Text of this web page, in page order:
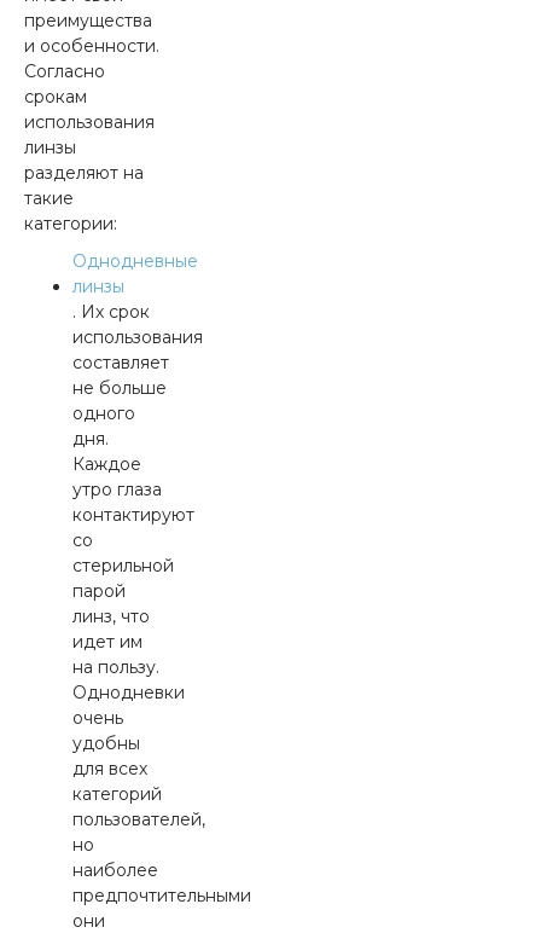
преимущества
и особенности.
Согласно
срокам
использования
линзы
разделяют на
такие
категории:
Однодневные
линзы
. Их срок
использования
составляет
не больше
одного
дня.
Каждое
утро глаза
контактируют
со
стерильной
парой
линз, что
идет им
на пользу.
Однодневки
очень
удобны
для всех
категорий
пользователей,
но
наиболее
предпочтительными
они